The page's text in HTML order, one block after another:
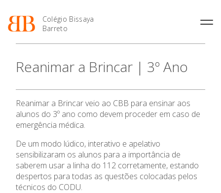
Colégio Bissaya
Barreto
Projeto Educativo
Colaboradores Docentes
Colaboradores Não
Docentes
Ofertas de emprego
Regulamentos
Jornal “O Coreto”
Enriquecimento Curricular
Serviços
Sala de Estudo
Letiva
Academia de Línguas
Profissionais
Curso de Técnico de
Termalismo
Curso de Técnico/a de Apoio
à Família e à Comunidade
Ofertas de Emprego
2027
Portal do Aluno/Encarregado
de Educação
Secretariado de Exames
Reanimar a Brincar | 3º Ano
Reanimar a Brincar veio ao CBB para ensinar aos
alunos do 3º ano como devem proceder em caso de
emergência médica.
De um modo lúdico, interativo e apelativo
sensibilizaram os alunos para a importância de
saberem usar a linha do 112 corretamente, estando
despertos para todas as questões colocadas pelos
técnicos do CODU.